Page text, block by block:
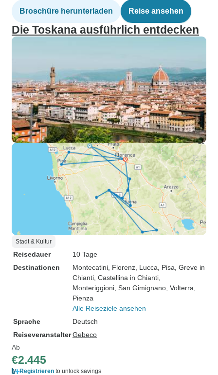
Broschüre herunterladen Reise ansehen
Die Toskana ausführlich entdecken
Stadt & Kultur
Reisedauer
10 Tage
Destinationen
Montecatini , Florenz , Lucca , Pisa , Greve in
Chianti , Castellina in Chianti
Monteriggioni , San Gimignano , Volterra
Pienza
Alle Reiseziele ansehen
Sprache
Deutsch
ReiseveranstalterGebeco
Ab
€2.445
Registrieren to unlock savings